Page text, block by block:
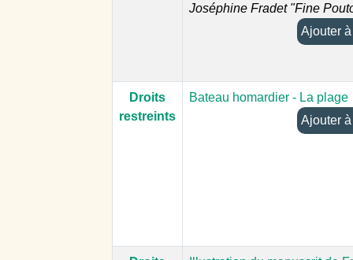
Joséphine Fradet "Fine
Droits
restreints
Bateau homardier - La plage